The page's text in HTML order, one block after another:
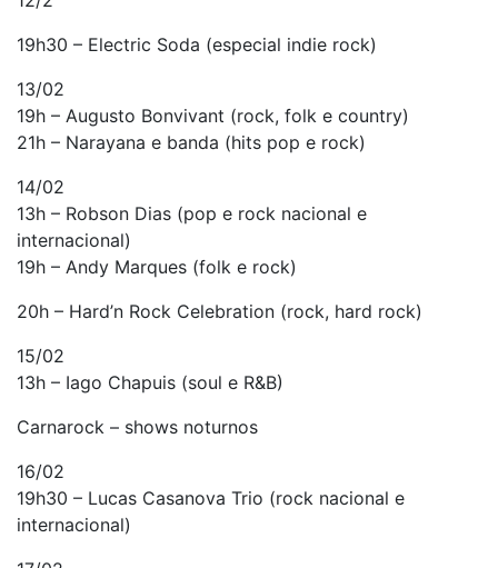
19h30 – Electric Soda (especial indie rock)
13/02
19h – Augusto Bonvivant (rock, folk e country)
21h – Narayana e banda (hits pop e rock)
14/02
13h – Robson Dias (pop e rock nacional e
internacional)
19h – Andy Marques (folk e rock)
20h – Hard’n Rock Celebration (rock, hard rock)
15/02
13h – Iago Chapuis (soul e R&B)
Carnarock – shows noturnos
16/02
19h30 – Lucas Casanova Trio (rock nacional e
internacional)